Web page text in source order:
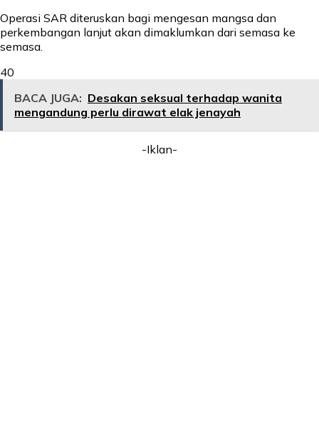
Operasi SAR diteruskan bagi mengesan mangsa dan
perkembangan lanjut akan dimaklumkan dari semasa ke
semasa.
40
BACA JUGA: Desakan seksual terhadap wanita
mengandung perlu dirawat elak jenayah
-Iklan-